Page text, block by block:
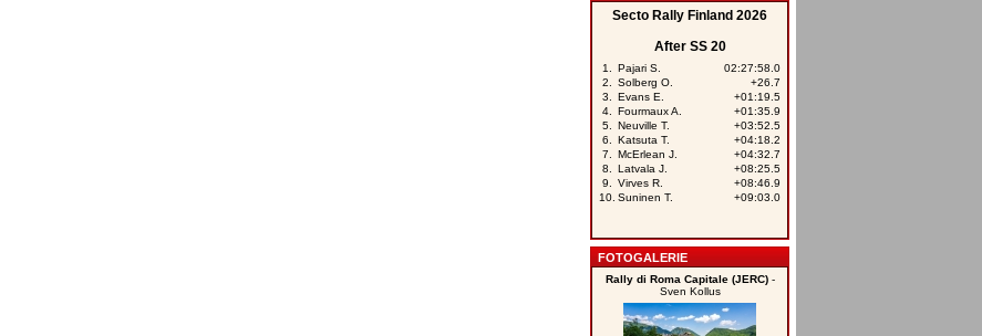
FOTOGALERIE
Rally di Roma Capitale (JERC)-
Sven Kollus